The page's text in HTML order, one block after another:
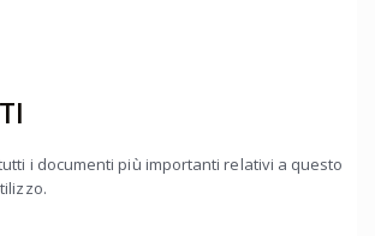
i documenti più importanti relativi a questo